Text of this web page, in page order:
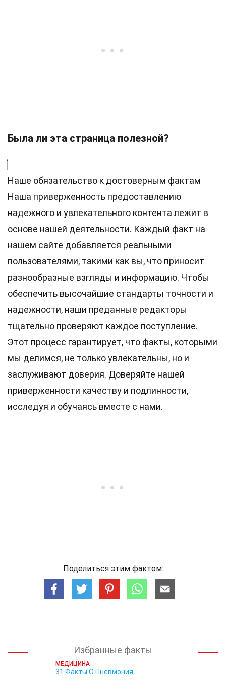
Была ли эта страница полезной?
Наше обязательство к достоверным фактам
Наша приверженность предоставлению
надежного и увлекательного контента лежит в
основе нашей деятельности. Каждый факт на
нашем сайте добавляется реальными
пользователями, такими как вы, что приносит
разнообразные взгляды и информацию. Чтобы
обеспечить высочайшие стандарты точности и
надежности, наши преданные редакторы
тщательно проверяют каждое поступление.
Этот процесс гарантирует, что факты, которыми
мы делимся, не только увлекательны, но и
заслуживают доверия. Доверяйте нашей
приверженности качеству и подлинности,
исследуя и обучаясь вместе с нами.
Поделиться этим фактом:
Избранные факты
МЕДИЦИНА
31 Факты О Пневмония